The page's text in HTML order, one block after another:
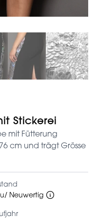
Stickerei
mit Fütterung
cm und trägt Grösse
Neuwertig